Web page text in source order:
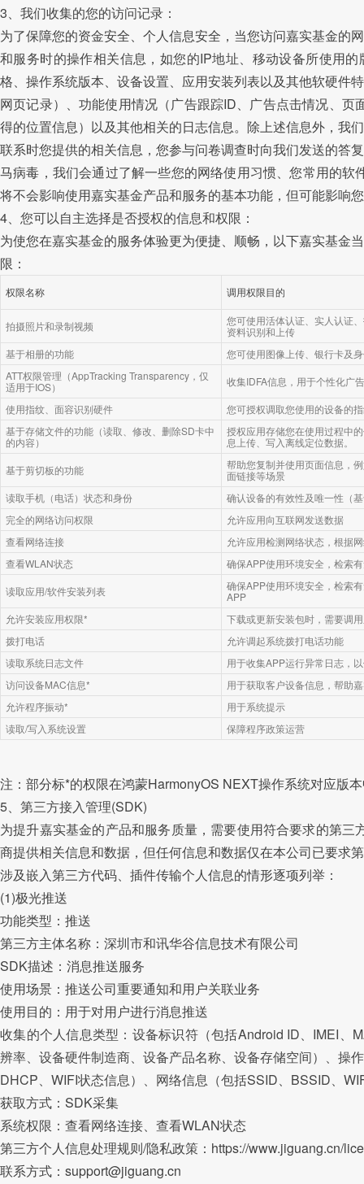
3、我们收集的您的访问记录 ：
为了保障您的资金安全、个人信息安全，当您访问嘉实基金的
和服务时的操作相关信息，如您的IP地址、移动设备所使用
格、操作系统版本、设备设置、应用安装列表以及其他软硬件
网页记录）、功能使用情况（广告跟踪ID、广告点击情况、
得的位置信息）以及其他相关的日志信息。除上述信息外，我
联系时您提供的相关信息，您参与问卷调查时向我们发送的答
马病毒，我们会通过了解一些您的网络使用习惯、您常用的
将不会影响使用嘉实基金产品和服务的基本功能，但可能影响
4、您可以自主选择是否授权的信息和权限：
为使您在嘉实基金的服务体验更为便捷、顺畅，以下嘉实基金
限：
权限名称 调用权限目的
拍摄照片和录制视频
您可使用活体认证、实人认证
资料识别和上传
基于相册的功能
您可使用图像上传、银行卡及
ATT权限管理（AppTracking Transparency，仅
适用于IOS）
收集IDFA信息，用于个性化广
使用指纹、面容识别硬件
您可授权调取您使用的设备的
基于存储文件的功能（读取、修改、删除SD卡中
的内容）
授权应用存储您在使用过程中
息上传、写入离线定位数据。
基于剪切板的功能
帮助您复制并使用页面信息，
面链接等场景
读取手机（电话）状态和身份
确认设备的有效性及唯一性（
完全的网络访问权限
允许应用向互联网发送数据
查看网络连接
允许应用检测网络状态，根据
查看WLAN状态
确保APP使用环境安全，检索
读取应用/软件安装列表
确保APP使用环境安全，检索
APP
允许安装应用权限*
下载或更新安装包时，需要调
拨打电话
允许调起系统拨打电话功能
读取系统日志文件
用于收集APP运行异常日志，
访问设备MAC信息*
用于获取客户设备信息，帮助
允许程序振动*
用于系统提示
读取/写入系统设置
保障程序政策运营
注：部分标*的权限在鸿蒙HarmonyOS NEXT操作系统对应版
5、第三方接入管理(SDK)
为提升嘉实基金的产品和服务质量，需要使用符合要求的第
商提供相关信息和数据，但任何信息和数据仅在本公司已要求
涉及嵌入第三方代码、插件传输个人信息的情形逐项列举：
(1)极光推送
功能类型：推送
第三方主体名称：深圳市和讯华谷信息技术有限公司
SDK描述：消息推送服务
使用场景：推送公司重要通知和用户关联业务
使用目的：用于对用户进行消息推送
收集的个人信息类型：设备标识符（包括Android ID、IMEI、
辨率、设备硬件制造商、设备产品名称、设备存储空间）、操
DHCP、WIFI状态信息）、网络信息（包括SSID、BSSID、
获取方式：SDK采集
系统权限：查看网络连接、查看WLAN状态
第三方个人信息处理规则/隐私政策：https://www.jiguang.cn/
联系方式：support@jiguang.cn